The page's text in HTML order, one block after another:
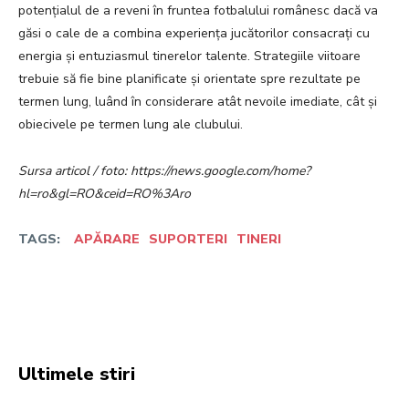
potențialul de a reveni în fruntea fotbalului românesc dacă va
găsi o cale de a combina experiența jucătorilor consacrați cu
energia și entuziasmul tinerelor talente. Strategiile viitoare
trebuie să fie bine planificate și orientate spre rezultate pe
termen lung, luând în considerare atât nevoile imediate, cât și
obiecivele pe termen lung ale clubului.
Sursa articol / foto: https://news.google.com/home?
hl=ro&gl=RO&ceid=RO%3Aro
TAGS: APĂRARE SUPORTERI TINERI
Ultimele stiri